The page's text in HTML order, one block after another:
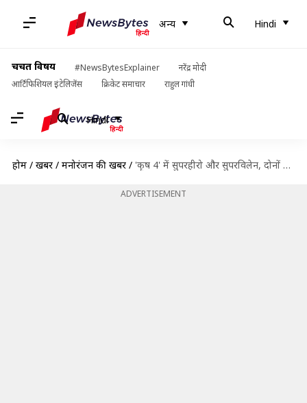
अन्य Hindi
चर्चित विषय #NewsBytesExplainer
नरेंद्र मोदी
आर्टिफिशियल इंटेलिजेंस
क्रिकेट समाचार राहुल गांधी
Hindi
होम / खबरें / मनोरंजन की खबरें / 'कृष 4' में सुपरहीरो और सुपरविलेन, दोनों का किरदार निभाएंगे ऋतिक रोशन- रिपोर्ट
ADVERTISEMENT